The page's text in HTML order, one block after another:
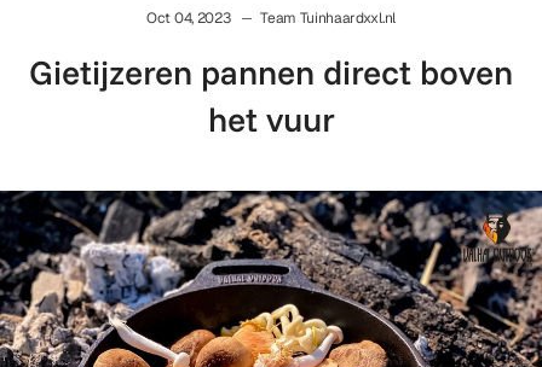
Oct 04, 2023 Team Tuinhaardxxl.nl
Gietijzeren pannen direct boven
het vuur